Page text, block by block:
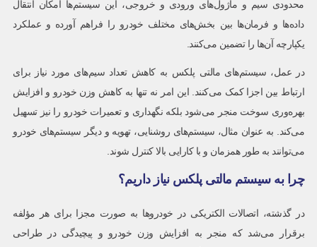
محدودی سیم و ماژول‌های ورودی و خروجی، این سیستم‌ها امکان انتقال
داده‌ها و فرمان‌ها بین بخش‌های مختلف خودرو را فراهم آورده و عملکرد
یکپارچه آن‌ها را تضمین می‌کنند.
در عمل، سیستم‌های مالتی پلکس به کاهش تعداد سیم‌های مورد نیاز برای
ارتباط بین اجزا کمک می‌کنند. این امر نه تنها به کاهش وزن خودرو و افزایش
بهره‌وری سوخت منجر می‌شود بلکه نگهداری و تعمیرات خودرو را نیز تسهیل
می‌کند. به عنوان مثال، سیستم‌های روشنایی، تهویه و دیگر سیستم‌های خودرو
می‌توانند به طور همزمان و با کارایی بالا کنترل شوند.
چرا به سیستم مالتی پلکس نیاز داریم؟
در گذشته، اتصالات الکتریکی در خودروها به صورت مجزا برای هر مؤلفه
برقرار می‌شد که منجر به افزایش وزن خودرو و پیچیدگی در طراحی